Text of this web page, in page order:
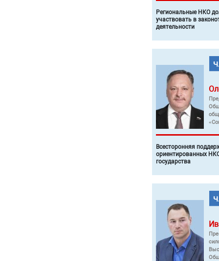
Региональные НКО
участвовать в
деятельности
Всесторонняя
ориентированных
государства